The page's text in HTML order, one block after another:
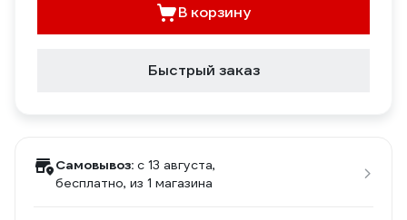
В корзину
Быстрый заказ
Самовывоз: c 13 августа,
бесплатно, из 1 магазина